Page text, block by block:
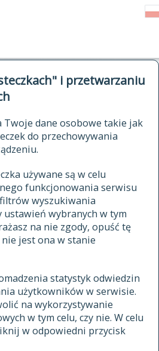
i przetwarzaniu
dane osobowe takie jak
do przechowywania
używane są w celu
funkcjonowania serwisu
wyszukiwania
ustawień wybranych w tym
na nie zgody, opuść tę
jest ona w stanie
statystyk odwiedzin
użytkowników w serwisie.
na wykorzystywanie
w tym celu, czy nie. W celu
w odpowiedni przycisk
SŁOWNIK
POLSKIEGO
WIEKU
hasła
od